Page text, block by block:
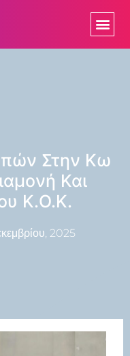
Στην Κω
Και
Κ.Ο.Κ.
2025